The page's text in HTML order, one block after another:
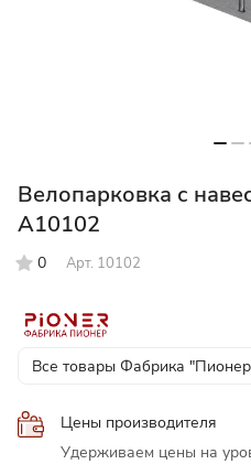
Велопарковка с
A10102
0 Арт. 10102
Все товары Фабрика
Цены производителя
Удерживаем цены на